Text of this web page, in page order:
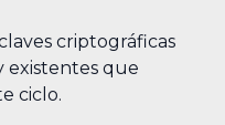
criptográficas
existentes que
ciclo.